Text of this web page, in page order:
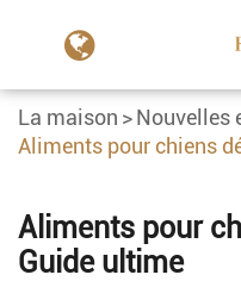
La maison Nouvelles
Aliments pour chiens
Aliments pour
Guide ultime